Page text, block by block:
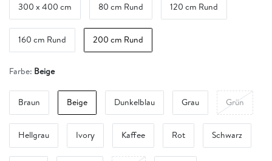
300 x 400 cm 80 cm Rund 120 cm Rund
160 cm Rund 200 cm Rund
Farbe: Beige
Braun Beige Dunkelblau Grau Grün
Hellgrau Ivory Kaffee Rot Schwarz